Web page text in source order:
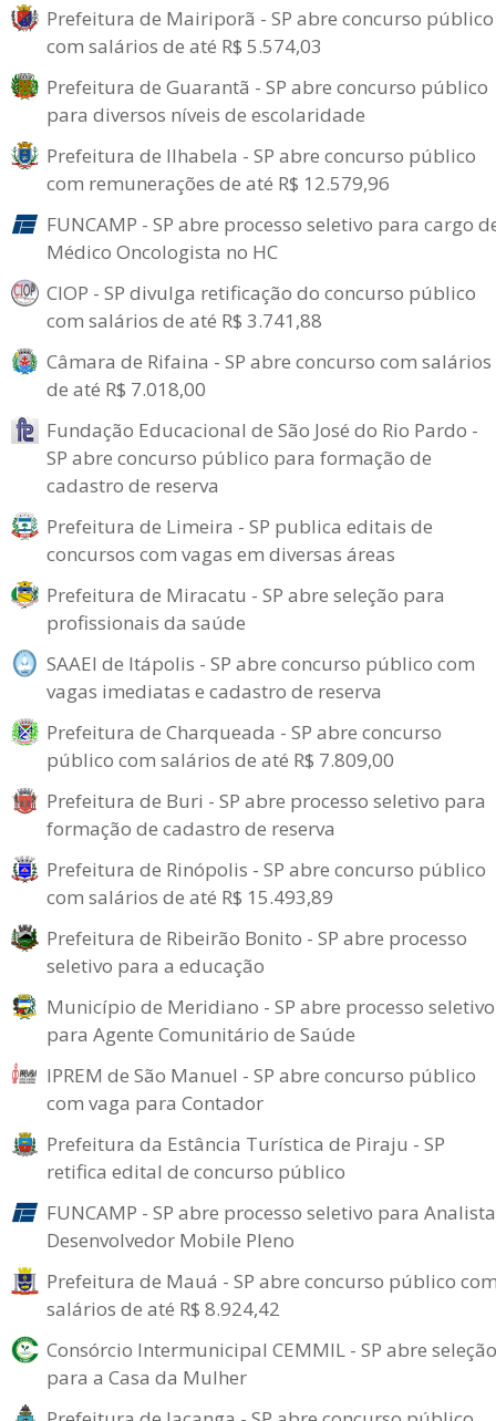
Prefeitura de Mairiporã - SP abre concurso público
com salários de até R$ 5.574,03
Prefeitura de Guarantã - SP abre concurso público
para diversos níveis de escolaridade
Prefeitura de Ilhabela - SP abre concurso público
com remunerações de até R$ 12.579,96
FUNCAMP - SP abre processo seletivo para cargo
Médico Oncologista no HC
CIOP - SP divulga retificação do concurso público
com salários de até R$ 3.741,88
Câmara de Rifaina - SP abre concurso com salários
de até R$ 7.018,00
Fundação Educacional de São José do Rio Pardo -
SP abre concurso público para formação de
cadastro de reserva
Prefeitura de Limeira - SP publica editais de
concursos com vagas em diversas áreas
Prefeitura de Miracatu - SP abre seleção para
profissionais da saúde
SAAEI de Itápolis - SP abre concurso público com
vagas imediatas e cadastro de reserva
Prefeitura de Charqueada - SP abre concurso
público com salários de até R$ 7.809,00
Prefeitura de Buri - SP abre processo seletivo para
formação de cadastro de reserva
Prefeitura de Rinópolis - SP abre concurso público
com salários de até R$ 15.493,89
Prefeitura de Ribeirão Bonito - SP abre processo
seletivo para a educação
Município de Meridiano - SP abre processo seletivo
para Agente Comunitário de Saúde
IPREM de São Manuel - SP abre concurso público
com vaga para Contador
Prefeitura da Estância Turística de Piraju - SP
retifica edital de concurso público
FUNCAMP - SP abre processo seletivo para Analista
Desenvolvedor Mobile Pleno
Prefeitura de Mauá - SP abre concurso público
salários de até R$ 8.924,42
Consórcio Intermunicipal CEMMIL - SP abre seleção
para a Casa da Mulher